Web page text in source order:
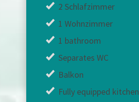
2 Schlafzimmer
1 Wohnzimmer
1 bathroom
Separates WC
Balkon
Fully equipped kitchen